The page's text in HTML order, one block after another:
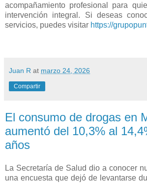
acompañamiento profesional para
intervención integral. Si deseas
servicios, puedes visitar https://
Juan R at marzo 24, 2026
Compartir
El consumo de drogas en
aumentó del 10,3% al
años
La Secretaría de Salud dio a conocer
una encuesta que dejó de levantarse